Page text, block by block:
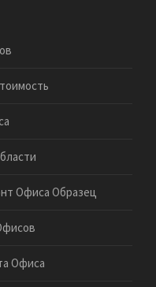
Офиса Образец
Офиса